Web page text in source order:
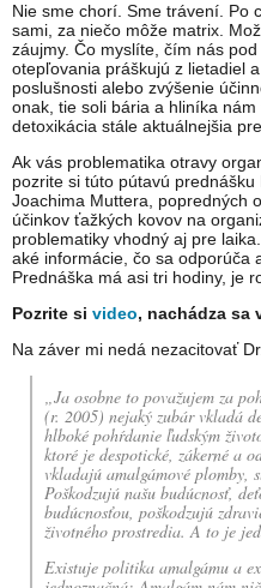
Nie sme chorí. Sme trávení. Po
sami, za niečo môže matrix.
záujmy. Čo myslíte, čím nás
otepľovania práškujú z lietadiel
poslušnosti alebo zvýšenie
onak, tie soli bária a hliníka
detoxikácia stále aktuálnejšia
Ak vás problematika otravy
pozrite si túto pútavú prednášku
Joachima Muttera, popredných
účinkov ťažkých kovov na
problematiky vhodný aj pre
aké informácie, čo sa odporúča
Prednáška má asi tri hodiny, je
Pozrite si video, nachádza sa
Na záver mi nedá nezacitovať
„Ja osobne to považujem za
(r. 2005) nejaký zubár vkladá
hlboké pohŕdanie ľudským
ktoré je despotické, zákerné a
vkladajú amalgámové plomby,
Poškodzujú našu budúcnosť,
budúcnosťou, poškodzujú
životného prostredia. A to je
Existuje politika amalgámu a